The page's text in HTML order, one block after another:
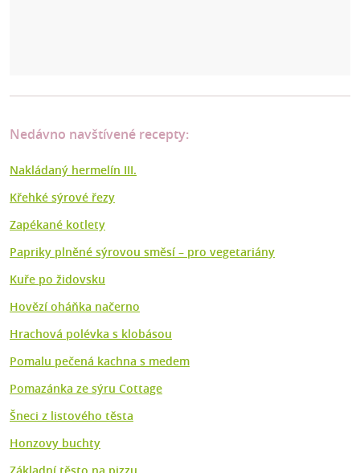
Nedávno navštívené recepty:
Nakládaný hermelín III.
Křehké sýrové řezy
Zapékané kotlety
Papriky plněné sýrovou směsí – pro vegetariány
Kuře po židovsku
Hovězí oháňka načerno
Hrachová polévka s klobásou
Pomalu pečená kachna s medem
Pomazánka ze sýru Cottage
Šneci z listového těsta
Honzovy buchty